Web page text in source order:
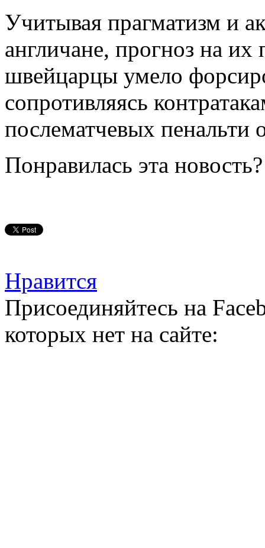
Учитывая прагматизм и
англичане, прогноз на
швейцарцы умело
сопротивляясь
послематчевых пенальти
Понравилась эта
Нравится
Присоединяйтесь на
которых нет на сайте: